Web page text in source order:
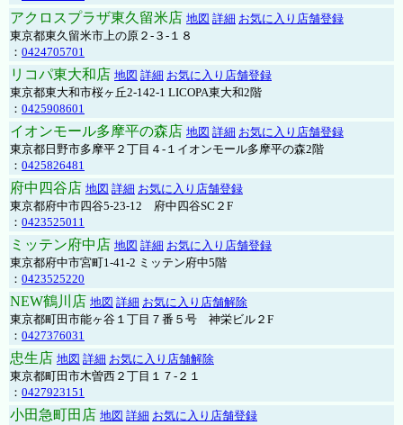
アクロスプラザ東久留米店 地図 詳細 お気に入り店舗登録
東京都東久留米市上の原２-３-１８
： 0424705701
リコパ東大和店 地図 詳細 お気に入り店舗登録
東京都東大和市桜ヶ丘2-142-1 LICOPA東大和2階
： 0425908601
イオンモール多摩平の森店 地図 詳細 お気に入り店舗登録
東京都日野市多摩平２丁目４-１イオンモール多摩平の森2階
： 0425826481
府中四谷店 地図 詳細 お気に入り店舗登録
東京都府中市四谷5-23-12 府中四谷SC２F
： 0423525011
ミッテン府中店 地図 詳細 お気に入り店舗登録
東京都府中市宮町1-41-2 ミッテン府中5階
： 0423525220
NEW鶴川店 地図 詳細 お気に入り店舗解除
東京都町田市能ヶ谷１丁目７番５号 神栄ビル２F
： 0427376031
忠生店 地図 詳細 お気に入り店舗解除
東京都町田市木曽西２丁目１７-２１
： 0427923151
小田急町田店 地図 詳細 お気に入り店舗登録